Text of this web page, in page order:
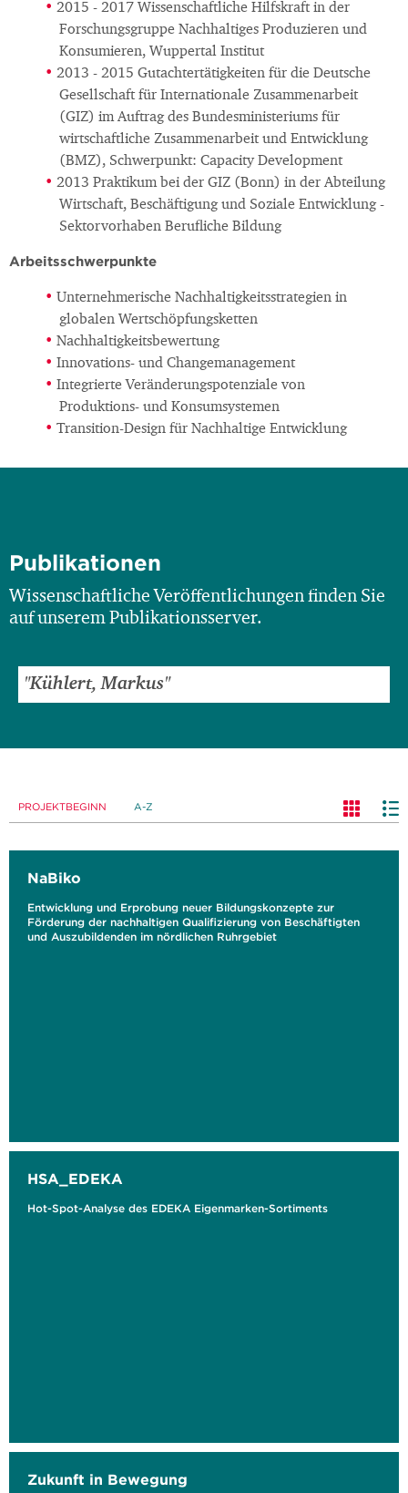
2015 - 2017 Wissenschaftliche Hilfskraft in der
Forschungsgruppe Nachhaltiges Produzieren und
Konsumieren, Wuppertal Institut
2013 - 2015 Gutachtertätigkeiten für die Deutsche
Gesellschaft für Internationale Zusammenarbeit
(GIZ) im Auftrag des Bundesministeriums für
wirtschaftliche Zusammenarbeit und Entwicklung
(BMZ), Schwerpunkt: Capacity Development
2013 Praktikum bei der GIZ (Bonn) in der Abteilung
Wirtschaft, Beschäftigung und Soziale Entwicklung -
Sektorvorhaben Berufliche Bildung
Arbeitsschwerpunkte
Unternehmerische Nachhaltigkeitsstrategien in
globalen Wertschöpfungsketten
Nachhaltigkeitsbewertung
Innovations- und Changemanagement
Integrierte Veränderungspotenziale von
Produktions- und Konsumsystemen
Transition-Design für Nachhaltige Entwicklung
Publikationen
Wissenschaftliche Veröffentlichungen finden Sie
auf unserem Publikationsserver.
PROJEKTBEGINN A-Z
NaBiko
Entwicklung und Erprobung neuer Bildungskonzepte zur
Förderung der nachhaltigen Qualifizierung von Beschäftigten
und Auszubildenden im nördlichen Ruhrgebiet
HSA_EDEKA
Hot-Spot-Analyse des EDEKA Eigenmarken-Sortiments
Zukunft in Bewegung